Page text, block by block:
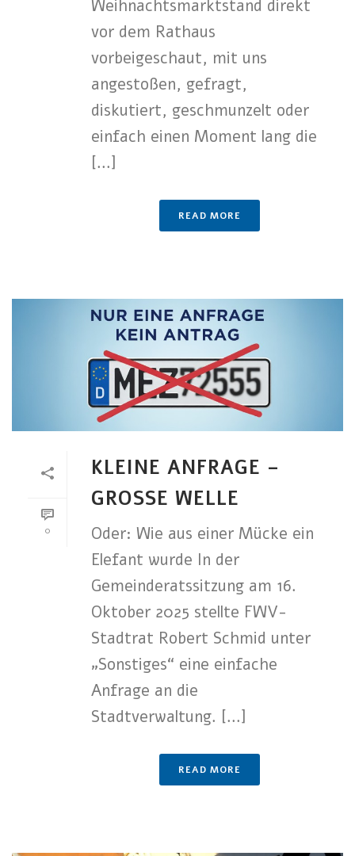
Weihnachtsmarktstand direkt
vor dem Rathaus
vorbeigeschaut, mit uns
angestoßen, gefragt,
diskutiert, geschmunzelt oder
einfach einen Moment lang die
[...]
READ MORE
0
KLEINE ANFRAGE –
GROSSE WELLE
Oder: Wie aus einer Mücke ein
Elefant wurde In der
Gemeinderatssitzung am 16.
Oktober 2025 stellte FWV-
Stadtrat Robert Schmid unter
„Sonstiges“ eine einfache
Anfrage an die
Stadtverwaltung. [...]
READ MORE